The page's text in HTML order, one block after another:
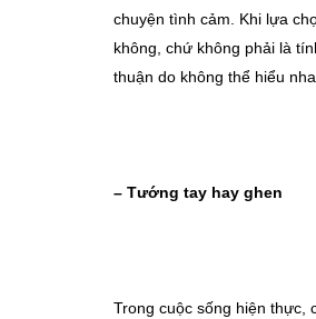
chuyện tình cảm. Khi lựa
không, chứ không phải là
thuận do không thể hiểu
– Tướng tay hay ghen
Trong cuộc sống hiện